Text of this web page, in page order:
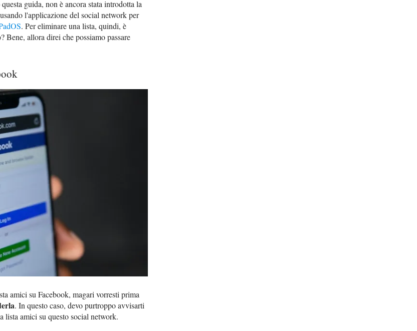
guida, non è ancora stata introdotta la
l'applicazione del social network per
. Per eliminare una lista, quindi, è
Bene, allora direi che possiamo passare
amici su Facebook, magari vorresti prima
. In questo caso, devo purtroppo avvisarti
lista amici su questo social network.